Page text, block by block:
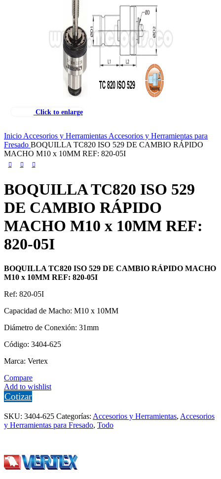
Click to enlarge
Inicio Accesorios y Herramientas Accesorios y Herramientas para
Fresado BOQUILLA TC820 ISO 529 DE CAMBIO RÁPIDO
MACHO M10 x 10MM REF: 820-05I
BOQUILLA TC820 ISO 529
DE CAMBIO RÁPIDO
MACHO M10 x 10MM REF:
820-05I
BOQUILLA TC820 ISO 529 DE CAMBIO RÁPIDO MACHO
M10 x 10MM REF: 820-05I
Ref: 820-05I
Capacidad de Macho: M10 x 10MM
Diámetro de Conexión: 31mm
Código: 3404-625
Marca: Vertex
Compare
Add to wishlist
Cotizar
SKU: 3404-625 Categorías: Accesorios y Herramientas, Accesorios
y Herramientas para Fresado, Todo